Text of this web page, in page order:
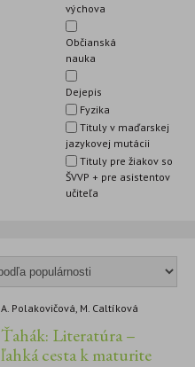
výchova
Občianská
nauka
Dejepis
Fyzika
Tituly v maďarskej
jazykovej mutácii
Tituly pre žiakov so
ŠVVP + pre asistentov
učiteľa
A. Polakovičová, M. Caltíková
Ťahák: Literatúra –
ľahká cesta k maturite